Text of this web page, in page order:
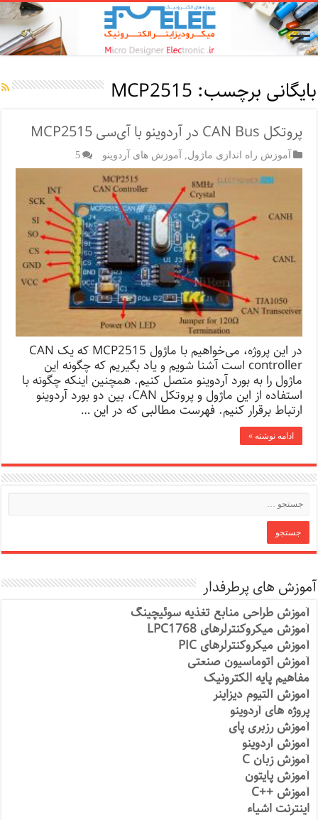
بایگانی برچسب: MCP2515
پروتکل CAN Bus در آردوینو با آی‌سی MCP2515
آموزش راه اندازی ماژول آموزش های آردوینو 5
در این پروژه، می‌خواهیم با ماژول MCP2515 که یک CAN
controller است آشنا شویم و یاد بگیریم که چگونه این
ماژول را به بورد آردوینو متصل کنیم. همچنین اینکه چگونه با
استفاده از این ماژول و پروتکل CAN، بین دو بورد آردوینو
ارتباط برقرار کنیم. فهرست مطالبی که در این …
ادامه نوشته »
آموزش های پرطرفدار
آموزش طراحی منابع تغذیه سوئیچینگ
آموزش میکروکنترلرهای LPC1768
آموزش میکروکنترلرهای PIC
آموزش اتوماسیون صنعتی
مفاهیم پایه الکترونیک
آموزش آلتیوم دیزاینر
پروژه های آردوینو
آموزش رزبری پای
آموزش آردوینو
آموزش زبان C
آموزش پایتون
آموزش ++C
اینترنت اشیاء